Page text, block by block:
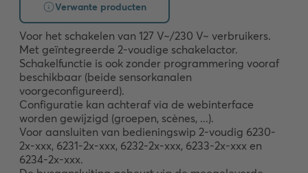
Verwante producten
Voor het schakelen van 127 V~/230 V~ verbruikers.
Met geïntegreerde 2-voudige schakelactor.
Schakelfunctie is ook zonder programmering vooraf
beschikbaar (beide sensorkanalen
voorgeconfigureerd).
Configuratie kan achteraf via de webinterface
worden gewijzigd (groepen, scènes, ...).
Voor aansluiten van bedieningswip 2-voudig 6230-
2x-xxx, 6231-2x-xxx, 6232-2x-xxx, 6233-2x-xxx en
6234-2x-xxx.